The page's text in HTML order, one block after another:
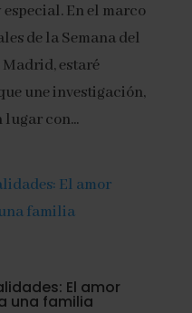
En el marco
de la Semana del
estaré
une investigación,
con...
El amor
una familia